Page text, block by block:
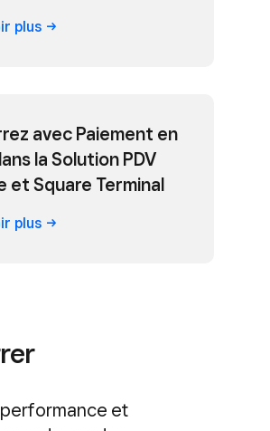
plus
avec Paiement en
la Solution PDV
et Square Terminal
plus
et